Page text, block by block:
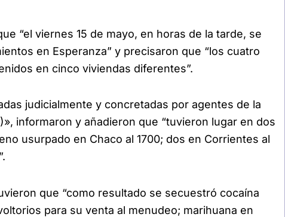
“el viernes 15 de mayo, en horas de la tarde, se
en Esperanza” y precisaron que “los cuatro
en cinco viviendas diferentes”.
judicialmente y concretadas por agentes de la
informaron y añadieron que “tuvieron lugar en dos
usurpado en Chaco al 1700; dos en Corrientes al
que “como resultado se secuestró cocaína
para su venta al menudeo; marihuana en